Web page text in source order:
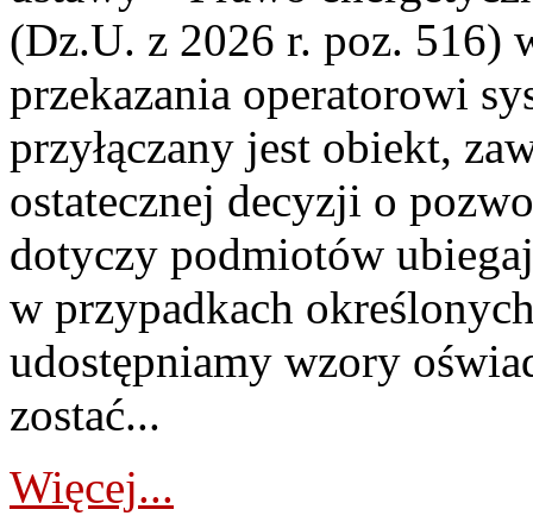
(Dz.U. z 2026 r. poz. 516)
przekazania operatorowi
przyłączany jest obiekt,
ostatecznej decyzji o
dotyczy podmiotów
w przypadkach
udostępniamy wzory
zostać...
Więcej...